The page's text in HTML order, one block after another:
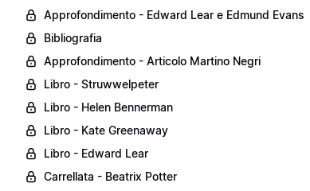
Approfondimento - Edward Lear e Edmund Evans
Bibliografia
Approfondimento - Articolo Martino Negri
Libro - Struwwelpeter
Libro - Helen Bennerman
Libro - Kate Greenaway
Libro - Edward Lear
Carrellata - Beatrix Potter